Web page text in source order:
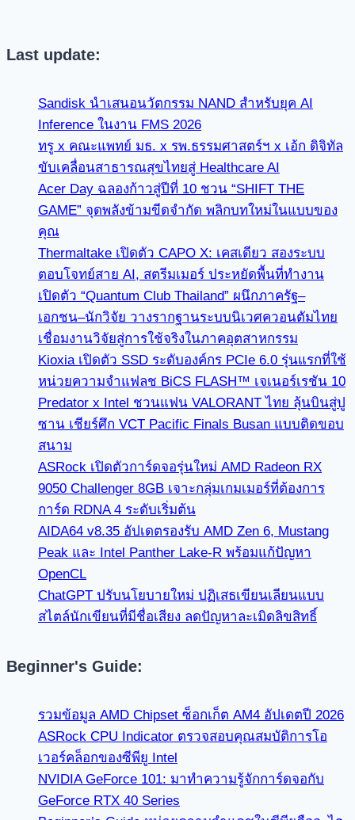
Last update:
Sandisk นำเสนอนวัตกรรม NAND สำหรับยุค AI
Inference ในงาน FMS 2026
ทรู x คณะแพทย์ มธ. x รพ.ธรรมศาสตร์ฯ x เอ้ก ดิจิทัล
ขับเคลื่อนสาธารณสุขไทยสู่ Healthcare AI
Acer Day ฉลองก้าวสู่ปีที่ 10 ชวน “SHIFT THE
GAME” จุดพลังข้ามขีดจำกัด พลิกบทใหม่ในแบบของ
คุณ
Thermaltake เปิดตัว CAPO X: เคสเดียว สองระบบ
ตอบโจทย์สาย AI, สตรีมเมอร์ ประหยัดพื้นที่ทำงาน
เปิดตัว “Quantum Club Thailand” ผนึกภาครัฐ–
เอกชน–นักวิจัย วางรากฐานระบบนิเวศควอนตัมไทย
เชื่อมงานวิจัยสู่การใช้จริงในภาคอุตสาหกรรม
Kioxia เปิดตัว SSD ระดับองค์กร PCIe 6.0 รุ่นแรกที่ใช้
หน่วยความจำแฟลช BiCS FLASH™ เจเนอร์เรชัน 10
Predator x Intel ชวนแฟน VALORANT ไทย ลุ้นบินสู่ปู
ซาน เชียร์ศึก VCT Pacific Finals Busan แบบติดขอบ
สนาม
ASRock เปิดตัวการ์ดจอรุ่นใหม่ AMD Radeon RX
9050 Challenger 8GB เจาะกลุ่มเกมเมอร์ที่ต้องการ
การ์ด RDNA 4 ระดับเริ่มต้น
AIDA64 v8.35 อัปเดตรองรับ AMD Zen 6, Mustang
Peak และ Intel Panther Lake-R พร้อมแก้ปัญหา
OpenCL
ChatGPT ปรับนโยบายใหม่ ปฏิเสธเขียนเลียนแบบ
สไตล์นักเขียนที่มีชื่อเสียง ลดปัญหาละเมิดลิขสิทธิ์
Beginner's Guide:
รวมข้อมูล AMD Chipset ซ็อกเก็ต AM4 อัปเดตปี 2026
ASRock CPU Indicator ตรวจสอบคุณสมบัติการโอ
เวอร์คล็อกของซีพียู Intel
NVIDIA GeForce 101: มาทำความรู้จักการ์ดจอกับ
GeForce RTX 40 Series